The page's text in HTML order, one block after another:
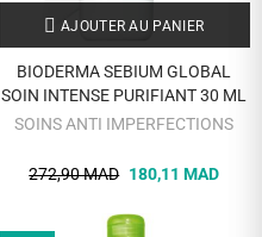
AJOUTER AU PANIER
BIODERMA SEBIUM GLOBAL
SOIN INTENSE PURIFIANT 30 ML
SOINS ANTI IMPERFECTIONS
272,90 MAD 180,11 MAD